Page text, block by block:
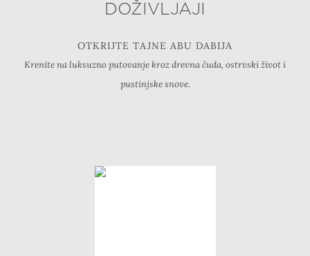
DOŽIVLJAJI
OTKRIJTE TAJNE ABU DABIJA
Krenite na luksuzno putovanje kroz drevna čuda, ostrvski život i
pustinjske snove.